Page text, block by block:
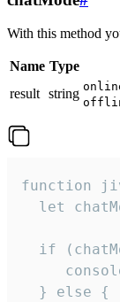
With this method
Name Type
result string
function
let
if
  } else {